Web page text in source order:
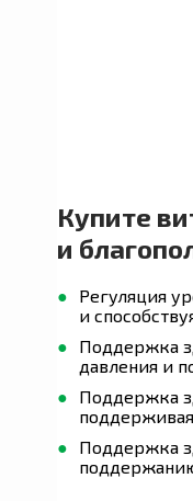
Купите
и
Регуляция
и
Поддержка
давления и
Поддержка
Поддержка